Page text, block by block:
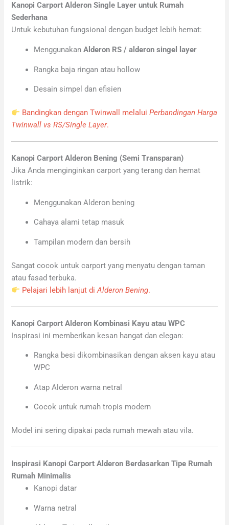
Kanopi Carport Alderon Single Layer untuk Rumah
Sederhana
Untuk kebutuhan fungsional dengan budget lebih hemat:
MenggunakanAlderon RS / alderon singel layer
Rangka baja ringan atau hollow
Desain simpel dan efisien
Bandingkan dengan Twinwall melaluiPerbandingan Harga
Twinwall vs RS/Single Layer.
Kanopi Carport Alderon Bening (Semi Transparan)
Jika Anda menginginkan carport yang terang dan hemat
listrik:
Menggunakan Alderon bening
Cahaya alami tetap masuk
Tampilan modern dan bersih
Sangat cocok untuk carport yang menyatu dengan taman
atau fasad terbuka.
Pelajari lebih lanjut diAlderon Bening.
Kanopi Carport Alderon Kombinasi Kayu atau WPC
Inspirasi ini memberikan kesan hangat dan elegan:
Rangka besi dikombinasikan dengan aksen kayu atau
WPC
Atap Alderon warna netral
Cocok untuk rumah tropis modern
Model ini sering dipakai pada rumah mewah atau vila.
Inspirasi Kanopi Carport Alderon Berdasarkan Tipe Rumah
Rumah Minimalis
Kanopi datar
Warna netral